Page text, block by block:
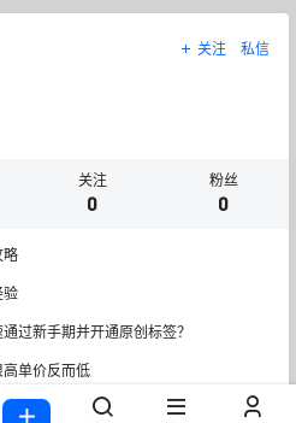
关注 私信
关注
0
粉丝
0
略
验
过新手期并开通原创标签？
单价反而低